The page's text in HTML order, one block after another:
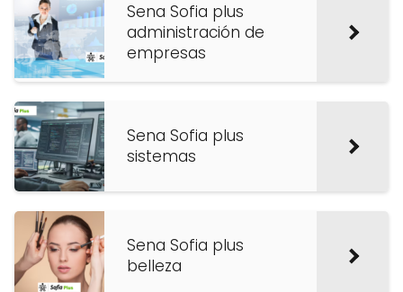
Sena Sofia plus
administración de
empresas
Sena Sofia plus
sistemas
Sena Sofia plus
belleza